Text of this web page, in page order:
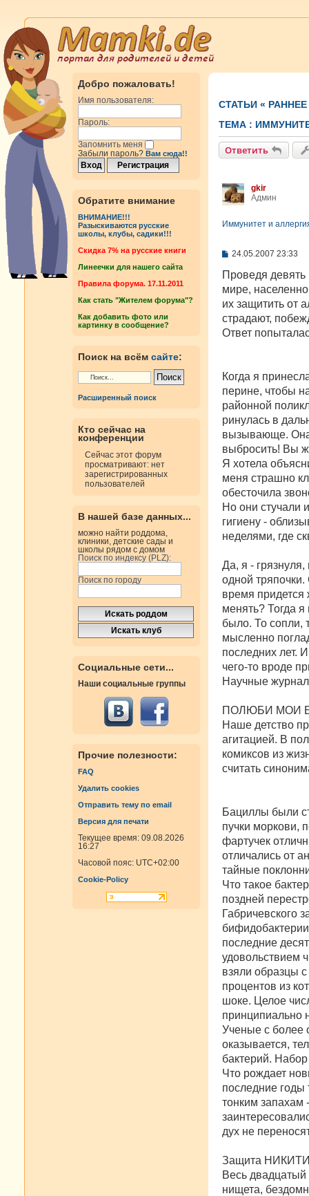
Добро пожаловать!
Имя пользователя:
Пароль:
Запомнить меня
Забыли пароль? Вам сюда!!
Обратите внимание
ВНИМАНИЕ!!!
Разыскиваются русские
школы, клубы, садики!!!
Cкидка 7% на русские книги
Линеечки для нашего сайта
Правила форума. 17.11.2011
Как стать "Жителем форума"?
Как добавить фото или
картинку в сообщение?
Поиск на всём сайте:
Расширенный поиск
Кто сейчас на
конференции
Сейчас этот форум
просматривают: нет
зарегистрированных
пользователей
В нашей базе данных...
можно найти роддома,
клиники, детские сады и
школы рядом с домом
Поиск по индексу (PLZ):
Поиск по городу
Социальные сети...
Наши социальные группы
Прочие полезности:
FAQ
Удалить cookies
Отправить тему по email
Версия для печати
Текущее время: 09.08.2026
16:27
Часовой пояс: UTC+02:00
Cookie-Policy
СТАТЬИ «
ТЕМА :
Ответить
gkir
Админ
Иммунитет и
С
о
б
щ
е
и
е
24.05.2007 23:33
Проведя девять
мире,
их защитить от
страдают,
Ответ
Когда я
перине, чтобы
районной
ринулась в
вызывающе. Она
выбро­сить! Вы
Я хотела
меня страшно
обесточила
Но они стучали
гигиену -
неделями, где
Да, я -
одной
время придет­ся
менять? Тогда
было. То сопли,
мыс­ленно
последних лет.
чего-то вроде
Научные
ПОЛЮБИ МОИ
Наше детство
агитацией. В
комиксов из
считать
Бациллы были
пучки моркови,
фарту­чек
отличались от
тайные
Что такое
поздней
Габричевского
последние
удовольствием
взяли образцы
процентов из
шоке. Целое
принципиально
Ученые с более
оказывается,
бактерий.
Что рождает
последние годы
тонким запахам
дух не
Защита
Весь двадцатый
нищета,